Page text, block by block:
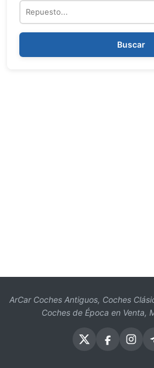
Repuesto
Buscar
ArCar Coches Antiguos, Coches
Coches de Época en Venta,